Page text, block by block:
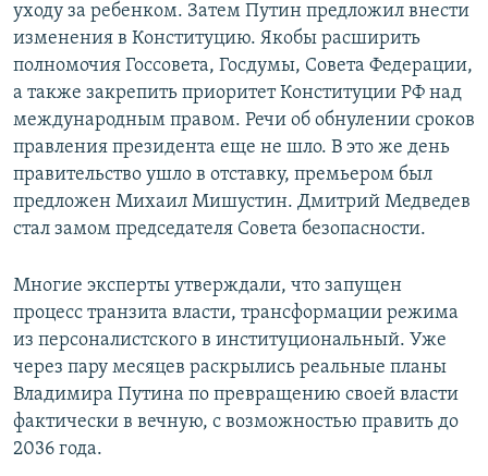
уходу за ребенком. Затем Путин предложил внести
изменения в Конституцию. Якобы расширить
полномочия Госсовета, Госдумы, Совета Федерации,
а также закрепить приоритет Конституции РФ над
международным правом. Речи об обнулении сроков
правления президента еще не шло. В это же день
правительство ушло в отставку, премьером был
предложен Михаил Мишустин. Дмитрий Медведев
стал замом председателя Совета безопасности.
Многие эксперты утверждали, что запущен
процесс транзита власти, трансформации режима
из персоналистского в институциональный. Уже
через пару месяцев раскрылись реальные планы
Владимира Путина по превращению своей власти
фактически в вечную, с возможностью править до
2036 года.